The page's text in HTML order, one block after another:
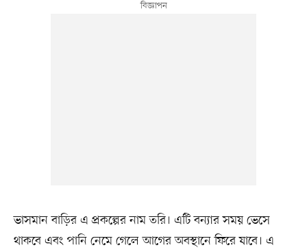
ভাসমান বাড়ির এ প্রকল্পের নাম তরি। এটি বন্যার সময় ভেসে
থাকবে এবং পানি নেমে গেলে আগের অবস্থানে ফিরে যাবে। এ